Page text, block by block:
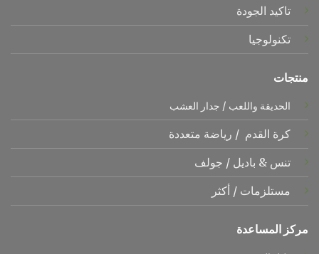
تاكيد الجودة
تكنولوجيا
منتجات
الحديقة واللعب / جدار العشب
كرة القدم / رياضة متعددة
تنس & باديل / جولف
مستلزمات / أكثر
مركز المساعدة